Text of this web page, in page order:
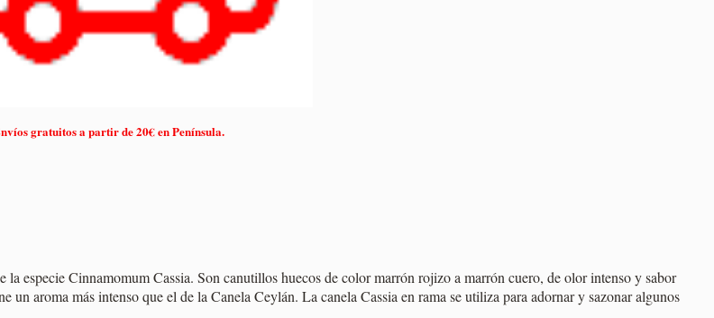
gratuitos a partir de 20€ en Península.
la especie Cinnamomum Cassia. Son canutillos huecos de color marrón rojizo a marrón cuero, de olor intenso y sabor
aroma más intenso que el de la Canela Ceylán. La canela Cassia en rama se utiliza para adornar y sazonar algunos